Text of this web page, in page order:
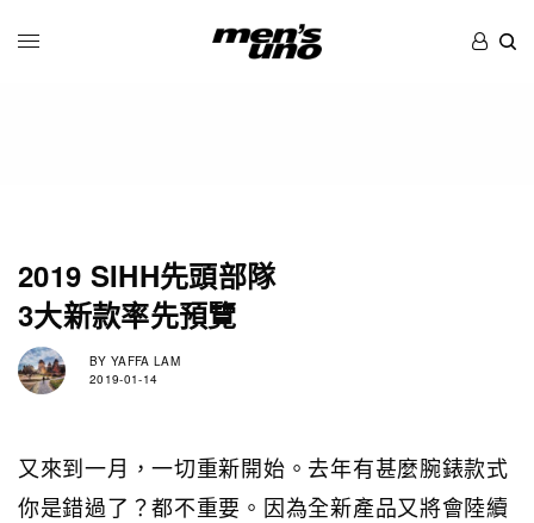
2019 SIHH先頭部隊
3大新款率先預覽
BY YAFFA LAM
2019-01-14
又來到一月，一切重新開始。去年有甚麼腕錶款式
你是錯過了？都不重要。因為全新產品又將會陸續